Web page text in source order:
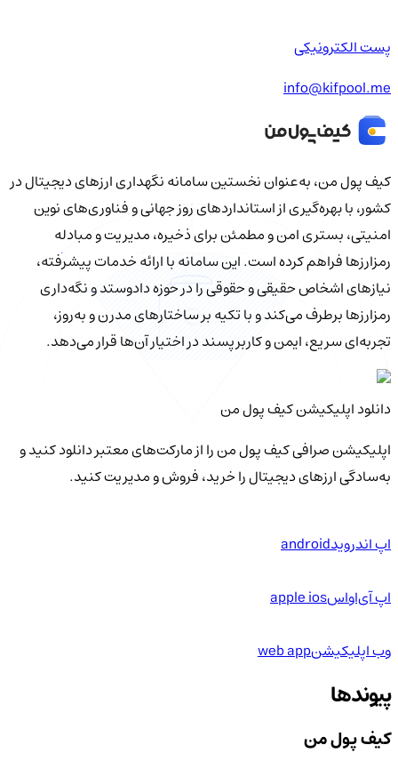
پست الکترونیکی
info@kifpool.me
کیف‌ پول من، به‌عنوان نخستین سامانه نگهداری ارزهای دیجیتال در
کشور، با بهره‌گیری از استانداردهای روز جهانی و فناوری‌های نوین
امنیتی، بستری امن و مطمئن برای ذخیره، مدیریت و مبادله
رمزارزها فراهم کرده است. این سامانه با ارائه خدمات پیشرفته،
نیازهای اشخاص حقیقی و حقوقی را در حوزه دادوستد و نگه‌داری
رمزارزها برطرف می‌کند و با تکیه بر ساختارهای مدرن و به‌روز،
تجربه‌ای سریع، ایمن و کاربرپسند در اختیار آن‌ها قرار می‌دهد.
دانلود اپلیکیشن کیف‌ پول من
اپلیکیشن صرافی کیف پول من را از مارکت‌های معتبر دانلود کنید و
به‌سادگی ارزهای دیجیتال را خرید، فروش و مدیریت کنید.
اپ اندرویدandroid
اپ آی‌او‌اسapple ios
وب اپلیکیشنweb app
پیوندها
کیف پول من